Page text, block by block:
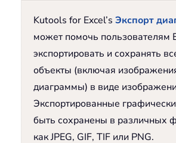
Kutools for Excel’s Экспорт
может помочь пользователям
экспортировать и сохранять
объекты (включая
диаграммы) в виде
Экспортированные
быть сохранены в различных
как JPEG, GIF, TIF или PNG.